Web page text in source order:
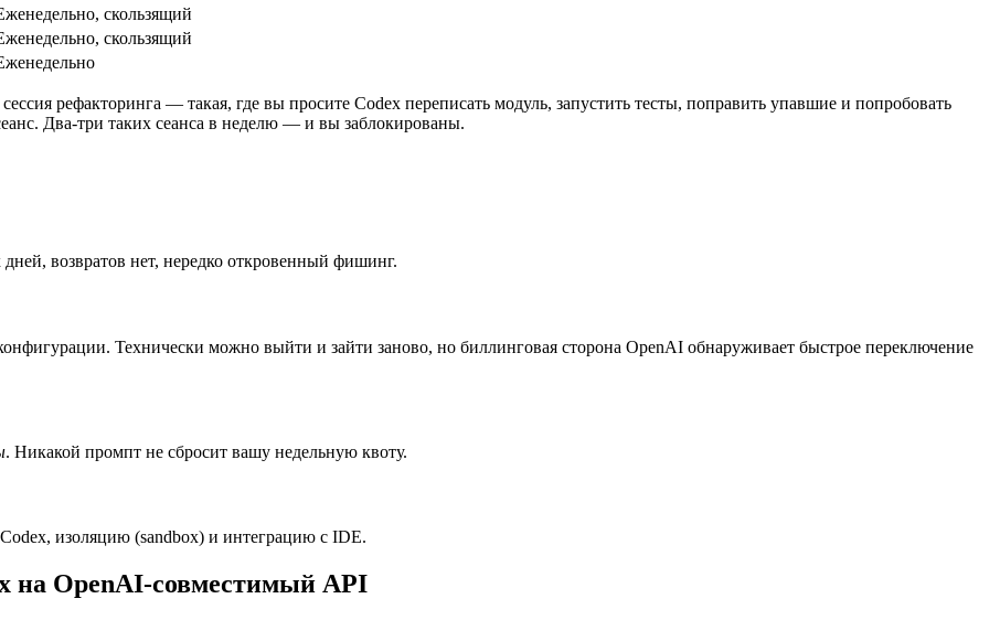
скользящий
скользящий
рефакторинга — такая, где вы просите Codex переписать модуль, запустить тесты, поправить упавшие и попробовать
Два-три таких сеанса в неделю — и вы заблокированы.
возвратов нет, нередко откровенный фишинг.
Технически можно выйти и зайти заново, но биллинговая сторона OpenAI обнаруживает быстрое переключение
. Никакой промпт не сбросит вашу недельную квоту.
изоляцию (sandbox) и интеграцию с IDE.
на OpenAI-совместимый API